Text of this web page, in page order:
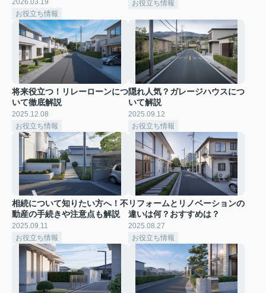
2026.03.19
お役立ち情報
お役立ち情報
将来役立つ！リレーローンにつ
いて徹底解説
2025.12.08
お役立ち情報
隠れ人気？ガレージハウスにつ
いて解説
2025.09.12
お役立ち情報
相続について知りたい方へ！不
動産の手続きや注意点も解説
2025.09.11
お役立ち情報
リフォームとリノベーションの
違いは何？おすすめは？
2025.08.27
お役立ち情報